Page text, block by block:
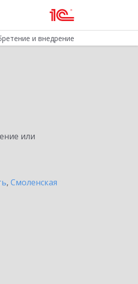
и внедрение
или
, Смоленская